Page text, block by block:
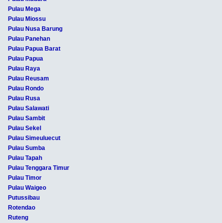
Pulau Mega
Pulau Miossu
Pulau Nusa Barung
Pulau Panehan
Pulau Papua Barat
Pulau Papua
Pulau Raya
Pulau Reusam
Pulau Rondo
Pulau Rusa
Pulau Salawati
Pulau Sambit
Pulau Sekel
Pulau Simeuluecut
Pulau Sumba
Pulau Tapah
Pulau Tenggara Timur
Pulau Timor
Pulau Waigeo
Putussibau
Rotendao
Ruteng